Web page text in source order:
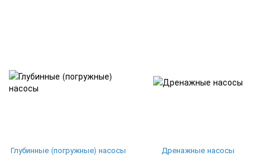
Глубинные (погружные) насосы Дренажные насосы